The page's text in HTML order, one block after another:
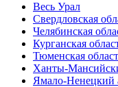
Весь Урал
Свердловская
Челябинская
Курганская
Тюменская
Ханты-
Ямало-Ненецкий